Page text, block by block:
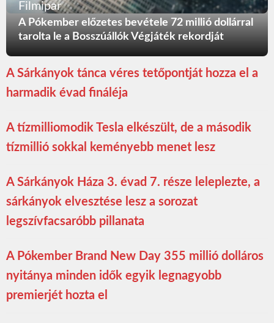
Filmipar
A Pókember előzetes bevétele 72 millió dollárral
tarolta le a Bosszúállók Végjáték rekordját
A Sárkányok tánca véres tetőpontját hozza el a
harmadik évad fináléja
A tízmilliomodik Tesla elkészült, de a második
tízmillió sokkal keményebb menet lesz
A Sárkányok Háza 3. évad 7. része leleplezte, a
sárkányok elvesztése lesz a sorozat
legszívfacsaróbb pillanata
A Pókember Brand New Day 355 millió dolláros
nyitánya minden idők egyik legnagyobb
premierjét hozta el